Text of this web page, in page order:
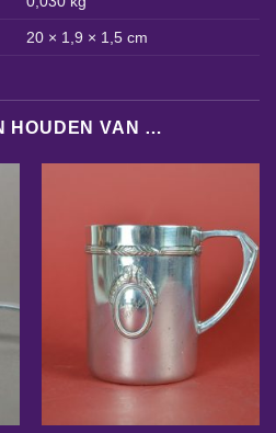
20 × 1,9 × 1,5 cm
HOUDEN VAN …